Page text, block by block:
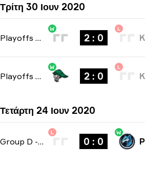
Τρίτη 30 Ιουν 2020
Playoffs bo3
W
2 : 0
L
Playoffs bo3
W
2 : 0
L
Τετάρτη 24 Ιουν 2020
Group D - bo2
L
0 : 0
W